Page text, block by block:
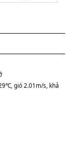
gió 2.01m/s, khả